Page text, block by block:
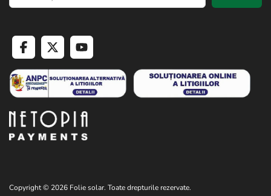
Copyright © 2026 Folie solar. Toate drepturile rezervate.